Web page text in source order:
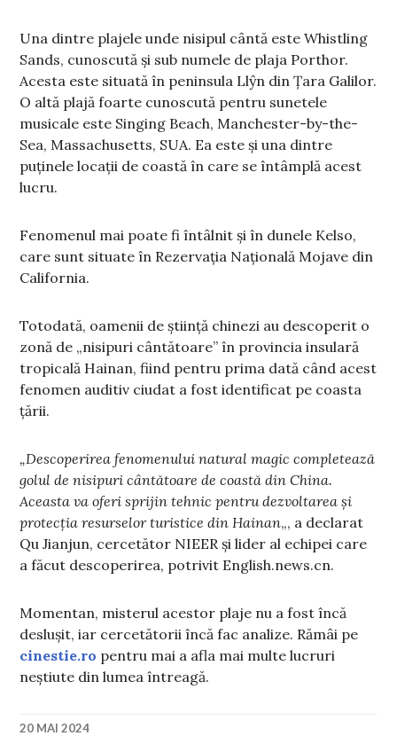
Una dintre plajele unde nisipul cântă este Whistling
Sands, cunoscută și sub numele de plaja Porthor.
Acesta este situată în peninsula Llŷn din Țara Galilor.
O altă plajă foarte cunoscută pentru sunetele
musicale este Singing Beach, Manchester-by-the-
Sea, Massachusetts, SUA. Ea este și una dintre
puținele locații de coastă în care se întâmplă acest
lucru.
Fenomenul mai poate fi întâlnit și în dunele Kelso,
care sunt situate în Rezervația Națională Mojave din
California.
Totodată, oamenii de știință chinezi au descoperit o
zonă de „nisipuri cântătoare” în provincia insulară
tropicală Hainan, fiind pentru prima dată când acest
fenomen auditiv ciudat a fost identificat pe coasta
țării.
„Descoperirea fenomenului natural magic completează
golul de nisipuri cântătoare de coastă din China.
Aceasta va oferi sprijin tehnic pentru dezvoltarea și
protecția resurselor turistice din Hainan„, a declarat
Qu Jianjun, cercetător NIEER și lider al echipei care
a făcut descoperirea, potrivit English.news.cn.
Momentan, misterul acestor plaje nu a fost încă
deslușit, iar cercetătorii încă fac analize. Rămâi pe
cinestie.ro pentru mai a afla mai multe lucruri
neștiute din lumea întreagă.
20 MAI 2024